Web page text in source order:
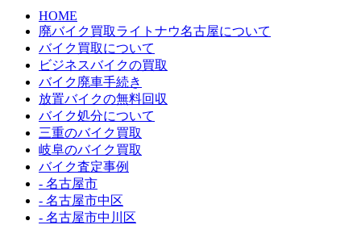
HOME
廃バイク買取ライトナウ名古屋について
バイク買取について
ビジネスバイクの買取
バイク廃車手続き
放置バイクの無料回収
バイク処分について
三重のバイク買取
岐阜のバイク買取
バイク査定事例
- 名古屋市
- 名古屋市中区
- 名古屋市中川区